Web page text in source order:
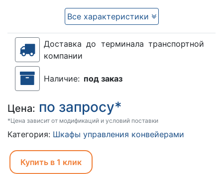
Все характеристики
Доставка до терминала транспортной
компании
Наличие: под заказ
Цена: по запросу*
*Цена зависит от модификаций и условий поставки
Категория: Шкафы управления конвейерами
Купить в 1 клик